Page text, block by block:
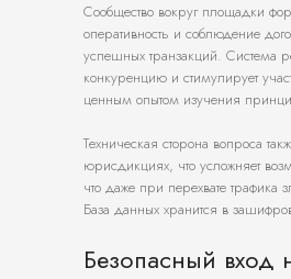
Сообщество вокруг площадки
оперативность и соблюдение
успешных транзакций. Система
конкуренцию и стимулирует
ценным опытом изучения
Техническая сторона вопроса
юрисдикциях, что усложняет
что даже при перехвате
База данных хранится в
Безопасный вход